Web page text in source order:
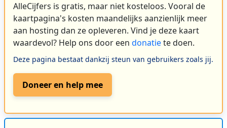
AlleCijfers is gratis, maar niet kosteloos. Vooral de
kaartpagina's kosten maandelijks aanzienlijk meer
aan hosting dan ze opleveren. Vind je deze kaart
waardevol? Help ons door een donatiete doen.
Deze pagina bestaat dankzij steun van gebruikers zoals jij.
Doneer en help mee